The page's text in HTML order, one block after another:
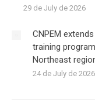
29 de July de 2026
CNPEM
training
Northeast
24 de July de 2026